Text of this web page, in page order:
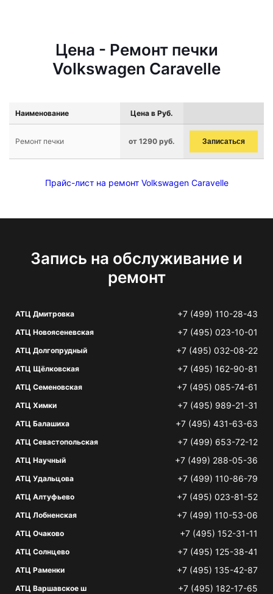
Цена - Ремонт печки
Volkswagen Caravelle
Наименование Цена в Руб.
Ремонт печки от 1290 руб. Записаться
Прайс-лист на ремонт Volkswagen Caravelle
Запись на обслуживание и
ремонт
АТЦ Дмитровка +7 (499) 110-28-43
АТЦ Новоясеневская +7 (495) 023-10-01
АТЦ Долгопрудный +7 (495) 032-08-22
АТЦ Щёлковская +7 (495) 162-90-81
АТЦ Семеновская +7 (495) 085-74-61
АТЦ Химки +7 (495) 989-21-31
АТЦ Балашиха +7 (495) 431-63-63
АТЦ Севастопольская +7 (499) 653-72-12
АТЦ Научный +7 (499) 288-05-36
АТЦ Удальцова +7 (499) 110-86-79
АТЦ Алтуфьево +7 (495) 023-81-52
АТЦ Лобненская +7 (499) 110-53-06
АТЦ Очаково +7 (495) 152-31-11
АТЦ Солнцево +7 (495) 125-38-41
АТЦ Раменки +7 (495) 135-42-87
АТЦ Варшавское ш +7 (495) 182-17-65